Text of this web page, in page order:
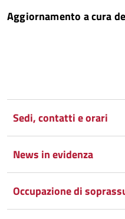
Aggiornamento a cura
Sedi, contatti e orari
News in evidenza
Occupazione di